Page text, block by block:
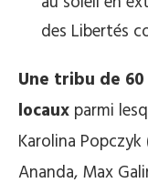
des Libertés
Une tribu de
locaux parmi
Karolina
Ananda, Max